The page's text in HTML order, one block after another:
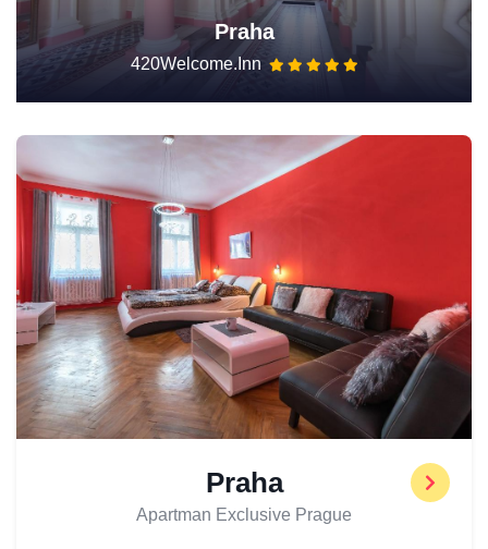
Praha
420Welcome.Inn
Praha
Apartman Exclusive Prague